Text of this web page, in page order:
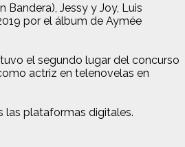
Bandera), Jessy y Joy, Luis
por el álbum de Aymée
el segundo lugar del concurso
actriz en telenovelas en
las plataformas digitales.